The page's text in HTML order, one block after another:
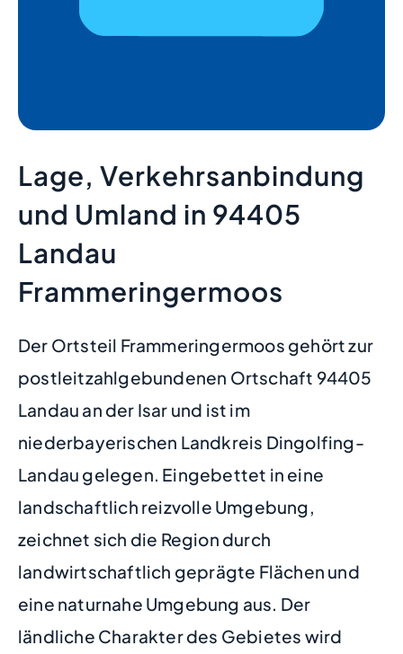
Lage, Verkehrsanbindung
und Umland in 94405
Landau
Frammeringermoos
Der Ortsteil Frammeringermoos gehört zur
postleitzahlgebundenen Ortschaft 94405
Landau an der Isar und ist im
niederbayerischen Landkreis Dingolfing-
Landau gelegen. Eingebettet in eine
landschaftlich reizvolle Umgebung,
zeichnet sich die Region durch
landwirtschaftlich geprägte Flächen und
eine naturnahe Umgebung aus. Der
ländliche Charakter des Gebietes wird